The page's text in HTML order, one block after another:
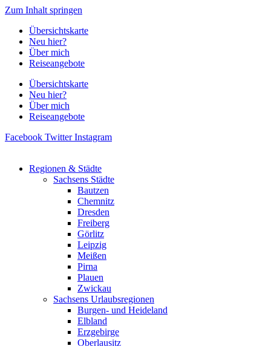
Zum Inhalt springen
Übersichtskarte
Neu hier?
Über mich
Reiseangebote
Übersichtskarte
Neu hier?
Über mich
Reiseangebote
Facebook Twitter Instagram
Regionen & Städte
Sachsens Städte
Bautzen
Chemnitz
Dresden
Freiberg
Görlitz
Leipzig
Meißen
Pirna
Plauen
Zwickau
Sachsens Urlaubsregionen
Burgen- und Heideland
Elbland
Erzgebirge
Oberlausitz